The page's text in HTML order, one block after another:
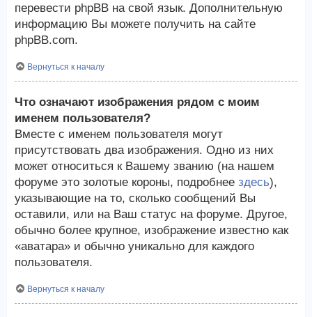
перевести phpBB на свой язык. Дополнительную
информацию Вы можете получить на сайте
phpBB.com.
Вернуться к началу
Что означают изображения рядом с моим
именем пользователя?
Вместе с именем пользователя могут
присутствовать два изображения. Одно из них
может относиться к Вашему званию (на нашем
форуме это золотые короны, подробнее здесь),
указывающие на то, сколько сообщений Вы
оставили, или на Ваш статус на форуме. Другое,
обычно более крупное, изображение известно как
«аватара» и обычно уникально для каждого
пользователя.
Вернуться к началу